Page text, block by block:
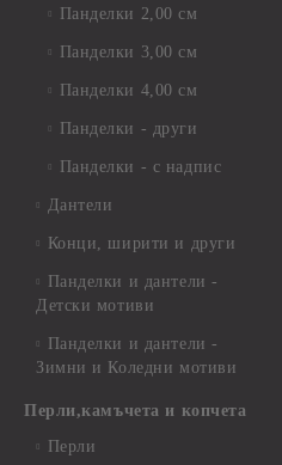
Панделки 2,00 см
Панделки 3,00 см
Панделки 4,00 см
Панделки - други
Панделки - с надпис
Дантели
Конци, ширити и други
Панделки и дантели -
Детски мотиви
Панделки и дантели -
Зимни и Коледни мотиви
Перли,камъчета и копчета
Перли